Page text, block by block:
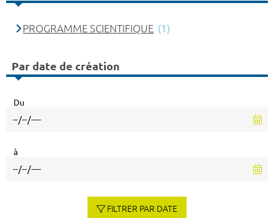
PROGRAMME SCIENTIFIQUE (1)
Par date de création
Du
à
FILTRER PAR DATE